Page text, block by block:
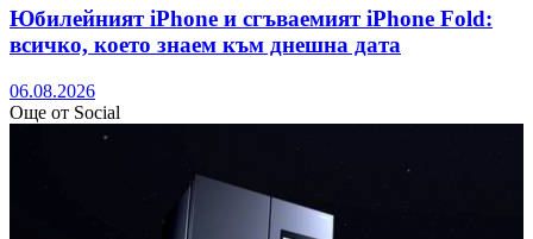
Юбилейният iPhone и сгъваемият iPhone Fold:
всичко, което знаем към днешна дата
06.08.2026
Още от Social